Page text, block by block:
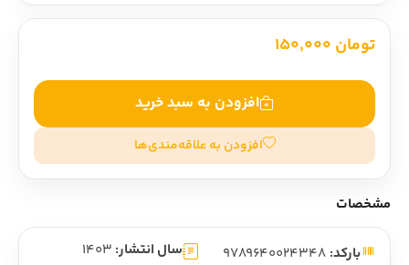
تومان 150,000
افزودن به سبد خرید
افزودن به علاقه‌مندی‌ها
مشخصات
بارکد: سال انتشار: 1403